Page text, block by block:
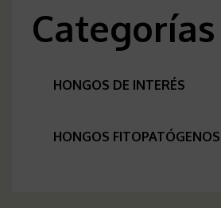
Categorías
HONGOS DE INTERÉS
HONGOS FITOPATÓGENOS